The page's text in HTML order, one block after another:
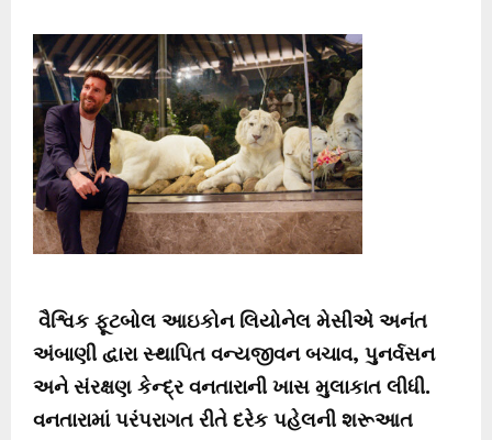
વૈશ્વિક ફૂટબોલ આઇકોન લિયોનેલ મેસીએ અનંત
અંબાણી દ્વારા સ્થાપિત વન્યજીવન બચાવ, પુનર્વસન
અને સંરક્ષણ કેન્દ્ર વનતારાની ખાસ મુલાકાત લીધી.
વનતારામાં પરંપરાગત રીતે દરેક પહેલની શરૂઆત